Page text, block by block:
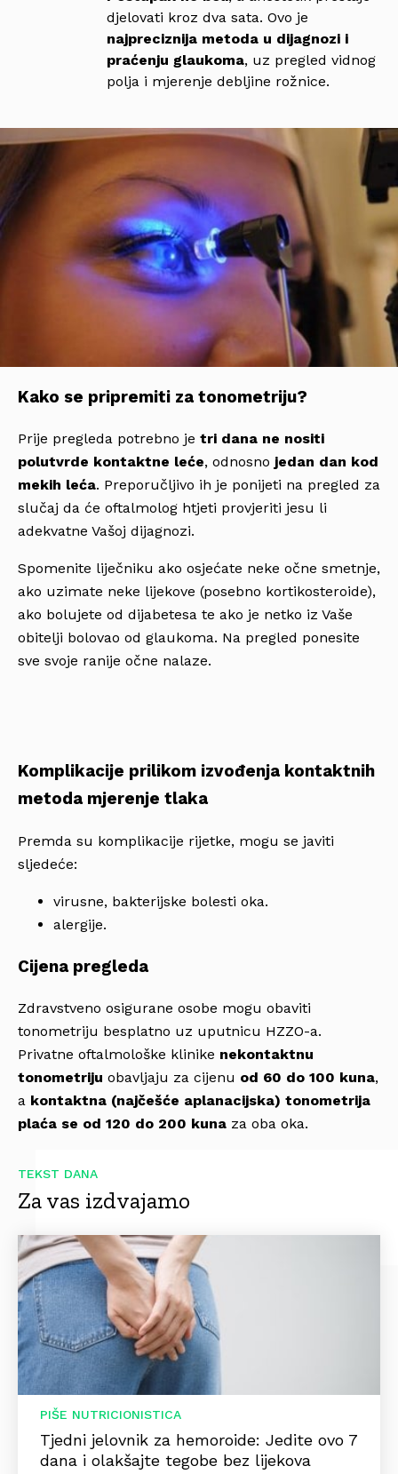
djelovati kroz dva sata. Ovo je
najpreciznija metoda u dijagnozi i
praćenju glaukoma, uz pregled vidnog
polja i mjerenje debljine rožnice.
Kako se pripremiti za tonometriju?
Prije pregleda potrebno je tri dana ne nositi
polutvrde kontaktne leće, odnosno jedan dan kod
mekih leća. Preporučljivo ih je ponijeti na pregled za
slučaj da će oftalmolog htjeti provjeriti jesu li
adekvatne Vašoj dijagnozi.
Spomenite liječniku ako osjećate neke očne smetnje,
ako uzimate neke lijekove (posebno kortikosteroide),
ako bolujete od dijabetesa te ako je netko iz Vaše
obitelji bolovao od glaukoma. Na pregled ponesite
sve svoje ranije očne nalaze.
Komplikacije prilikom izvođenja kontaktnih
metoda mjerenje tlaka
Premda su komplikacije rijetke, mogu se javiti
sljedeće:
virusne, bakterijske bolesti oka.
alergije.
Cijena pregleda
Zdravstveno osigurane osobe mogu obaviti
tonometriju besplatno uz uputnicu HZZO-a.
Privatne oftalmološke klinike nekontaktnu
tonometriju obavljaju za cijenu od 60 do 100 kuna,
a kontaktna (najčešće aplanacijska) tonometrija
plaća se od 120 do 200 kuna za oba oka.
TEKST DANA
Za vas izdvajamo
PIŠE NUTRICIONISTICA
Tjedni jelovnik za hemoroide: Jedite ovo 7
dana i olakšajte tegobe bez lijekova